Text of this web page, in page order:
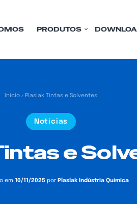
PRODUTOS
Início » Plaslak Tintas e Solventes
Notícias
e
em 10/11/2025 por Plaslak Indústria Química